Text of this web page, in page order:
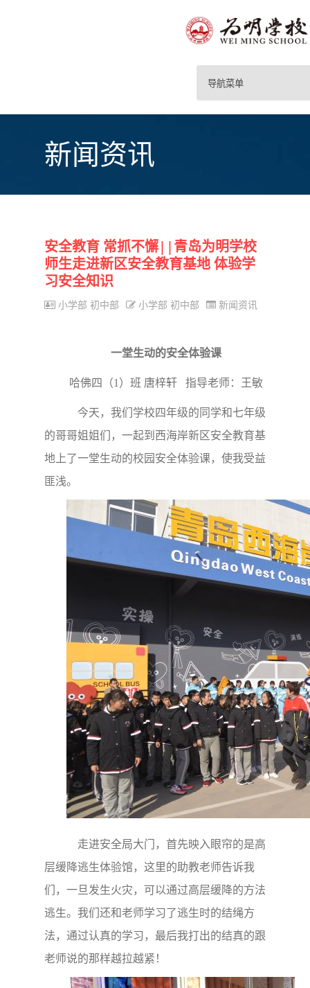
导航菜单
新闻资讯
安全教育 常抓不懈||青岛为明学校
师生走进新区安全教育基地 体验学
习安全知识
小学部 初中部 小学部 初中部 新闻资讯
一堂生动的安全体验课
哈佛四（1）班 唐梓轩 指导老师：王敏
今天，我们学校四年级的同学和七年级
的哥哥姐姐们，一起到西海岸新区安全教育基
地上了一堂生动的校园安全体验课，使我受益
匪浅。
走进安全局大门，首先映入眼帘的是高
层缓降逃生体验馆，这里的助教老师告诉我
们，一旦发生火灾，可以通过高层缓降的方法
逃生。我们还和老师学习了逃生时的结绳方
法，通过认真的学习，最后我打出的结真的跟
老师说的那样越拉越紧！